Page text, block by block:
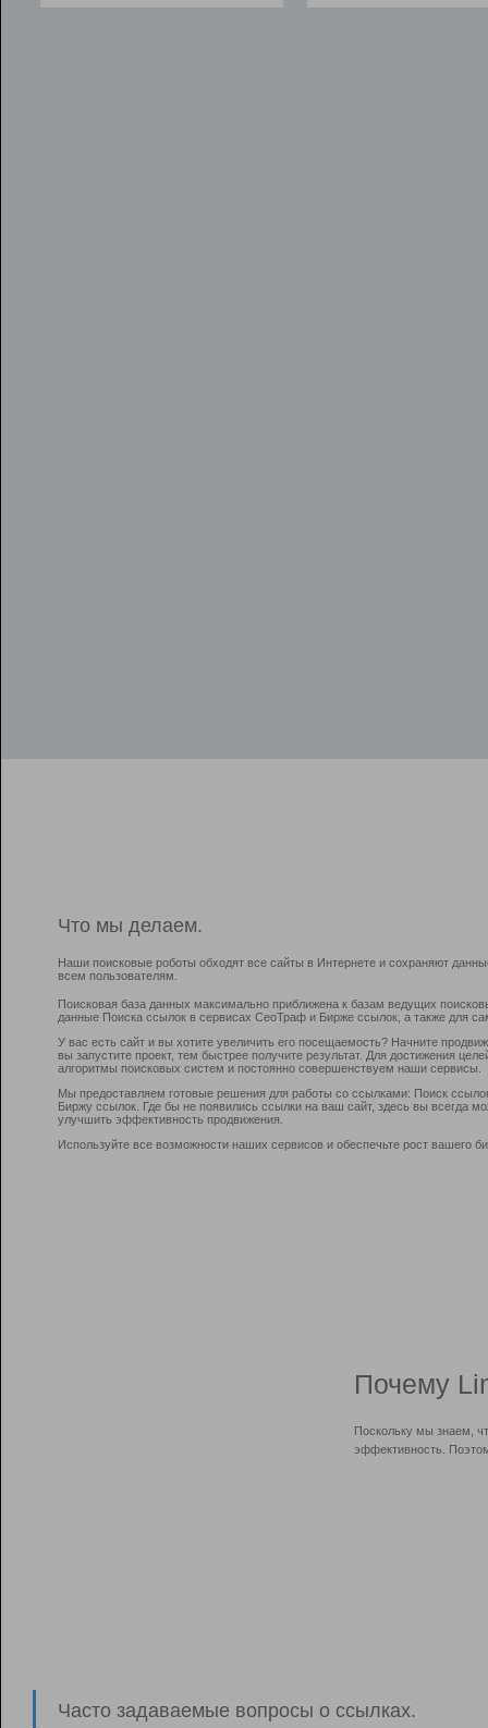
Что мы делаем.
Наши поисковые роботы обходят все сайты в Интернете и сохраняют
всем пользователям.
Поисковая база данных максимально приближена к базам ведущих
данные Поиска ссылок в сервисах СеоТраф и Бирже ссылок, а также для
У вас есть сайт и вы хотите увеличить его посещаемость? Начните
вы запустите проект, тем быстрее получите результат. Для достижения
алгоритмы поисковых систем и постоянно совершенствуем наши сервисы.
Мы предоставляем готовые решения для работы со ссылками: Поиск
Биржу ссылок. Где бы не появились ссылки на ваш сайт, здесь вы всегда
улучшить эффективность продвижения.
Используйте все возможности наших сервисов и обеспечьте рост вашего
Почему
Поскольку мы знаем,
эффективность.
Часто задаваемые вопросы о ссылках.